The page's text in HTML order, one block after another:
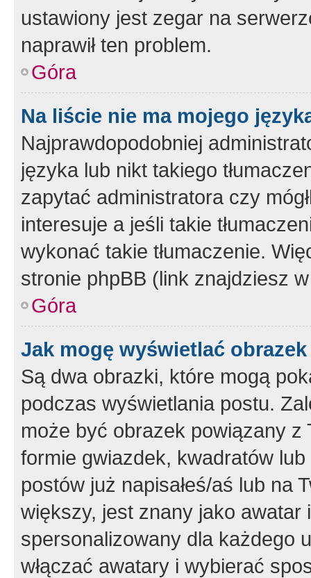
ustawiony jest zegar na
naprawił ten problem.
Góra
Na liście nie ma mojego
Najprawdopodobniej
języka lub nikt takiego
zapytać administratora czy
interesuje a jeśli takie
wykonać takie tłumaczenie.
stronie phpBB (link znajdziesz
Góra
Jak mogę wyświetlać
Są dwa obrazki, które mogą
podczas wyświetlania postu.
może być obrazek powiązany z
formie gwiazdek, kwadratów
postów już napisałeś/aś lub na
większy, jest znany jako
spersonalizowany dla każdego
włączać awatary i wybierać